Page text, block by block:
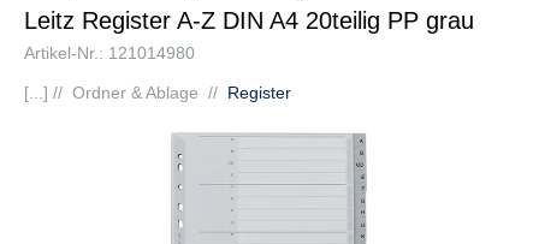
Leitz Register A-Z DIN A4 20teilig PP grau
Artikel-Nr.: 121014980
[...] // Ordner & Ablage // Register